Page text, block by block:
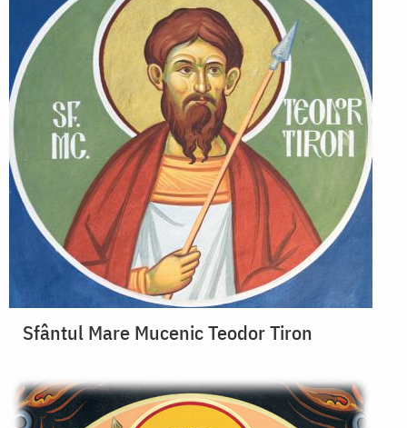
Sfântul Mare Mucenic Teodor Tiron